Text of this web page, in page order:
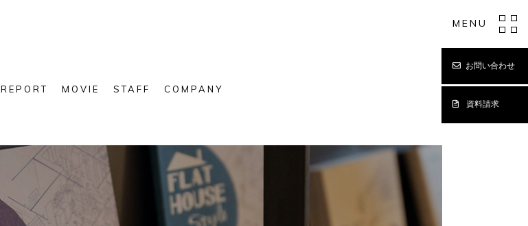
REPORT MOVIE STAFF COMPANY
MENU
お問い合わせ
資料請求